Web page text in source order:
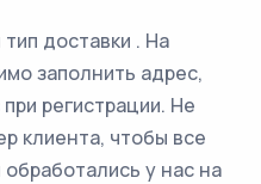
доставки . На
заполнить адрес,
регистрации. Не
клиента, чтобы все
у нас на